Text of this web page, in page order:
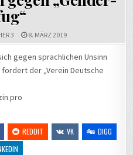
3 8. MÄRZ 2019
gegen sprachlichen Unsinn
der „Verein Deutsche
pro
REDDIT VK
DIGG